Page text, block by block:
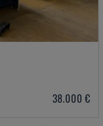
38.000 €